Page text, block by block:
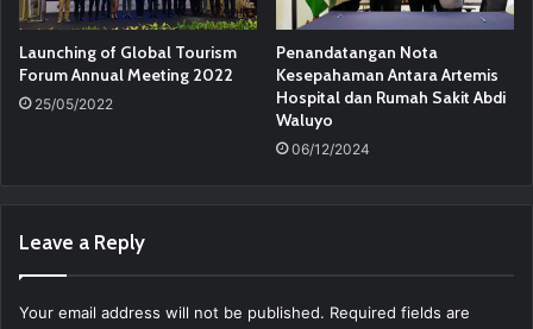
Launching of Global Tourism
Forum Annual Meeting 2022
25/05/2022
Penandatangan Nota
Kesepahaman Antara Artemis
Hospital dan Rumah Sakit Abdi
Waluyo
06/12/2024
Leave a Reply
Your email address will not be published. Required fields are